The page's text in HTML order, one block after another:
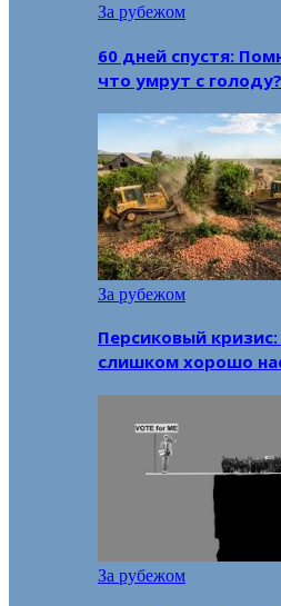
За рубежом
60 дней спустя:
что умрут с голоду?
За рубежом
Персиковый
слишком хорошо
За рубежом